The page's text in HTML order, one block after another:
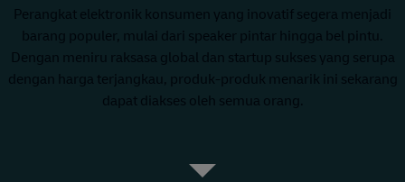
Perangkat elektronik konsumen yang inovatif segera menjadi
barang populer, mulai dari speaker pintar hingga bel pintu.
Dengan meniru raksasa global dan startup sukses yang serupa
dengan harga terjangkau, produk-produk menarik ini sekarang
dapat diakses oleh semua orang.